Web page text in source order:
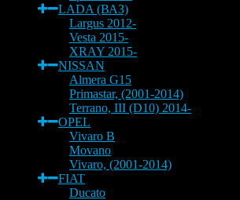
LADA (ВАЗ)
Largus 2012-
Vesta 2015-
XRAY 2015-
NISSAN
Almera G15
Primastar, (2001-2014)
Terrano, III (D10) 2014-
OPEL
Vivaro B
Movano
Vivaro, (2001-2014)
FIAT
Ducato